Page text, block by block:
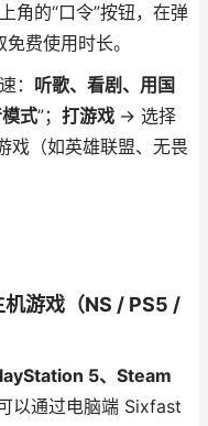
角的“口令”按钮，在弹
免费使用时长。
： 听歌、看剧、用国
式”； 打游戏 → 选择
戏（如英雄联盟、无畏
机游戏（NS / PS5 /
5、Steam
以通过电脑端 Sixfast